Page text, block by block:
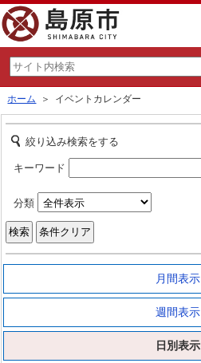
ホーム ＞ イベントカレンダー
絞り込み検索をする
キーワード
分類
月間表示
週間表示
日別表示